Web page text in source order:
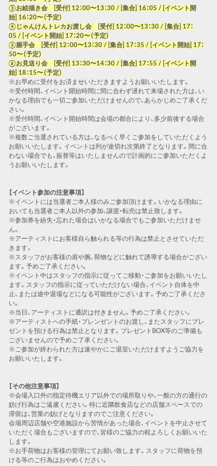
③お絵描き会 [受付] 12：00〜13：30 / [集合] 16：05 / [イベント開
始] 16：20〜（予定）
④じゃんけんトレカお渡し会 [受付] 12：00〜13：30 / [集合] 17：
05 / [イベント開始] 17：20〜（予定）
⑤握手会 [受付] 12：00〜13：30 / [集合] 17：35 / [イベント開始] 17：
50〜（予定）
⑥お見送り会 [受付] 13：30〜14：30 / [集合] 17：55 / [イベント開
始] 18：15〜（予定）
※お早めに受付をお済ませいただきますようお願いいたします。
※受付時間、イベント開始時間に間に合わず遅れて来場された方は、い
かなる理由でも一切ご参加いただけませんので、あらかじめご了承くだ
さい。
※受付時間、イベント開始時間は会場の都合により、多少前後する場合
がございます。
※複数ご当選されている方は、なるべく早くご参加をしていただくよう
お願いいたします。イベントは列が途切れ次第終了となります。間に合
わない場合でも、振替等はいたしませんので計画的にご参加いただくよ
うお願いいたします。
【イベント参加の注意事項】
※イベントには当選者ご本人様のみご参加頂けます。いかなる理由に
おいても当選者ご本人以外の参加、譲渡・転売は禁止致します。
※参加券を紛失・忘れた場合はいかなる場合でもご参加いただけませ
ん。
※アーティストにお客様自ら触られる等の行為は禁止とさせていただ
きます。
※スタッフがお客様の肩や腕、荷物などに触れて誘導する場合がござい
ます。予めご了承ください。
※イベント中はスタッフの指示に従ってご移動・ご参加をお願いいたし
ます。スタッフの指示に従っていただけない場合、イベント自体を中
止、または途中退場などになる可能性がございます。予めご了承くださ
い。
※当日、アーティストに通訳は付きません。予めご了承ください。
※アーティストへの手紙・プレンゼントのお渡し、またスタッフにプレ
ゼントを預ける行為は禁止となります。プレゼントBOX等のご準備も
ございませんので予めご了承ください。
※ご参加が終わられた方は速やかにご退室いただけますようご協力を
お願いいたします。
【その他注意事項】
※会場入口外の指定待機エリア以外での場所取りや、一般の方の通行の
妨げ行為はご遠慮ください。特に近隣飲食店などの店舗スペースでの
滞留は、営業の妨げとなりますのでご注意ください。
会場周辺店舗や空港施設から苦情があった場合、イベントを中止させて
いただく場合もございますので、皆様のご協力の程よろしくお願いいた
します。
※お手荷物はお客様の管理にてお願い致します。スタッフに荷物を預
ける等のご行為はおやめください。